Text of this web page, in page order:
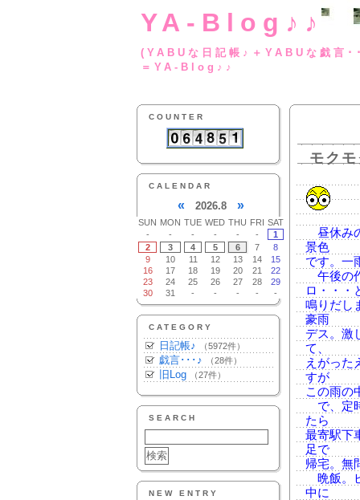
YA-Blog♪♪
(YABUな日記帳♪
＝YA-Blog♪♪
COUNTER
CALENDAR
« 2026.8 »
SUN MON TUE WED THU FRI SAT
-
- - - - -
1
2
3 4 5 6 7
8
9
10 11 12 13 14
15
16
17 18 19 20 21
22
23
24 25 26 27 28
29
30
31 - - - - -
CATEGORY
日記帳♪ （5972件）
戯言･･･♪ （28件）
旧Log （27件）
SEARCH
NEW ENTRY
モク
昼休み
景色
です。一
午後の
ロ・・・
鳴りだし
豪雨
デス。激
て、
えがった
すが
この雨の
で、定
たら
最寄駅下
足で
帰宅。無
晩飯。
中に